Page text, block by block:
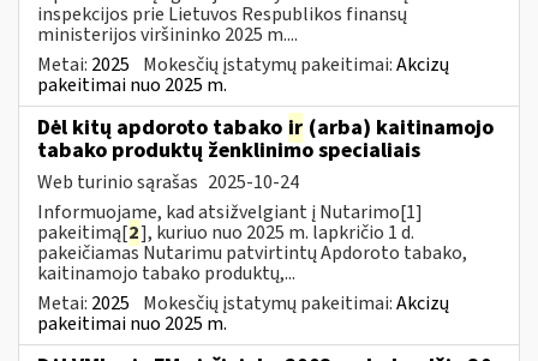
inspekcijos prie Lietuvos Respublikos finansų
ministerijos viršininko 2025 m....
Metai: 2025 Mokesčių įstatymų pakeitimai:Akcizų
pakeitimai nuo 2025 m.
Dėl kitų apdoroto tabako ir (arba) kaitinamojo
tabako produktų ženklinimo specialiais
Web turinio sąrašas 2025-10-24
Informuojame, kad atsižvelgiant į Nutarimo[1]
pakeitimą[2], kuriuo nuo 2025 m. lapkričio 1 d.
pakeičiamas Nutarimu patvirtintų Apdoroto tabako,
kaitinamojo tabako produktų,...
Metai: 2025 Mokesčių įstatymų pakeitimai:Akcizų
pakeitimai nuo 2025 m.